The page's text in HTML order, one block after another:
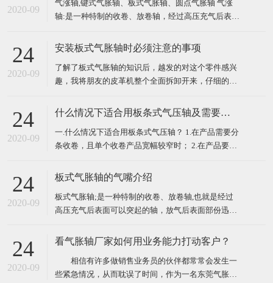
2020-09
气涨轴,键式气胀轴、板式气胀轴、圆点气胀轴 气涨
轴:是一种特制的收卷、放卷轴，经过高压充气后表面
胀轴、气压轴、膨胀轴、胀气轴、气胀辊、充气轴、
需用户自备气源，空气压力控制在 6-8kg 范围内，需
锁
24
2020-09
安装板式气胀轴时必须注意的事项
了解了板式气胀轴的知识后，越发的对这个零件感兴
趣，我将朋友的皮革机整个全面拆卸开来，仔细的观
个时候发现怎么安装都安装不上，于是又开始拿起说
注意事项，我们来一起了解一下！ ​ 一、了解板式气
胀轴装
24
2020-09
什么情况下适合用板条式气压轴及需要注意的问题
一.什么情况下适合用板条式气压轴？ 1.在产品需要分
条收卷，且单个收卷产品宽幅较窄时； 2.在产品要求
筒壁厚较薄或质量不佳易变形时。 ​ 二.在用使板条式
压持续充足；
24
2020-09
板式气胀轴的气嘴介绍
板式气胀轴;是一种特制的收卷、放卷轴,也就是经过
高压充气后表面可以突起的轴，放气后表面部份迅速
呢，下面将具体讲解。 简单来讲，气嘴就是板式气胀
充气及放气的功能，因为板式气胀轴在工作过程中需
要经常需要
24
2020-09
看气胀轴厂家如何用业务能力打动客户？
相信有许多做销售业务员的伙伴都常常会发生一
些紧急情况，从而耽误了时间，作为一名东莞气胀轴